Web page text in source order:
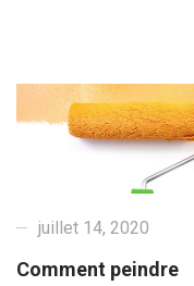
juillet 14, 2020
Comment peindre